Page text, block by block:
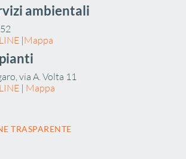
ambientali
|Mappa
via A. Volta 11
| Mappa
TRASPARENTE